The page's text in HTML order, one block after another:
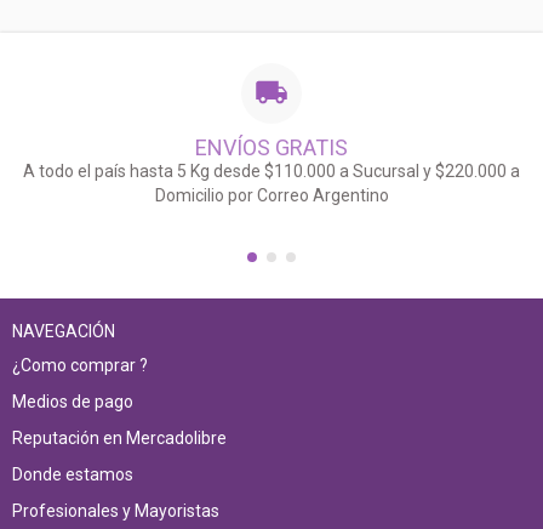
ENVÍOS GRATIS
A todo el país hasta 5 Kg desde $110.000 a Sucursal y $220.000 a
Domicilio por Correo Argentino
NAVEGACIÓN
¿Como comprar ?
Medios de pago
Reputación en Mercadolibre
Donde estamos
Profesionales y Mayoristas